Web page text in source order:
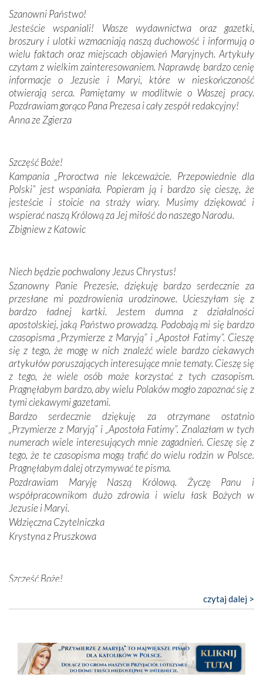
budowniczych.
Podążyliśmy też śladami fatimskich wizjonerów – Łucji
dos Santos oraz świętych Hiacynty i Franciszka Marto.
Modliliśmy się przy ich grobach. Odprawiliśmy Drogę
Krzyżową w ich rodzinnych stronach, odwiedziliśmy
domy, w których żyli.
W miejscu objawień Matki Bożej zapaliliśmy świece
Podczas tej kilkudniowej wyprawy na każdym kroku
spotykaliśmy się z serdeczną otwartością
Portugalczyków. Podziwialiśmy ich ludową sztukę i
zwyczaje. Mimo że nasze kraje są od siebie bardzo
oddalone, w żaden sposób nie czuliśmy się obco.
Sprawiła to oczywiście sama Matka Boża, ale też
kulturowa bliskość biorąca swój początek w naszej
mieliśmy okazję przekonać się, że Maryja swoją opieką
otacza nie tylko nasz naród, lecz wszystkie nacje, które
się Jej ufnie oddają, a także każdą osobę, która zawierza
Jej siebie oraz swych bliskich.
Dzieje Portugalii to również historia wierności Bogu i
odstępstw, także w życiu władców. Trudne momenty w
wymiarze tak osobistym, jak i zbiorowym, przypominają o
konieczności ciągłego zabiegania o własną duszę i o łaskę
Opatrzności. Wierność przynosi pomyślność –
przynajmniej w życiu duchowym. Odstępstwo owocuje
nieszczęściem i śmiercią. Te uniwersalne prawdy
przychodziły na myśl, gdy słuchaliśmy opowieści
przewodników o portugalskich monarchach i wodzach,
zwycięskich bitwach i nieszczęśliwych losach grzesznych
kochanków.
Byli tym razem pośród Apostołów Fatimy reprezentanci
każdego spośród żyjących pokoleń. Najmłodszy uczestnik
liczył sobie 13 lat, zaś senior, pan Zdzisław – już 94.
Całe życie marzyłem, by tu przyjechać
Nasza pielgrzymka nie byłaby tak bogata w duchową treść
Oprócz zapewnienia nam możliwości codziennego
pięknych pieśni.
Każdy z nas przywiózł Matce Bożej bagaż własnych
Szanowni Państwo!
Jesteście wspaniali! Wasze wydawnictwa oraz gazetki,
broszury i ulotki wzmacniają naszą duchowość i informują o
wielu faktach oraz miejscach objawień Maryjnych. Artykuły
czytam z wielkim zainteresowaniem. Naprawdę bardzo cenię
informacje o Jezusie i Maryi, które w nieskończoność
otwierają serca. Pamiętamy w modlitwie o Waszej pracy.
Pozdrawiam gorąco Pana Prezesa i cały zespół redakcyjny!
Anna ze Zgierza
Szczęść Boże!
Kampania „Proroctwa nie lekceważcie. Przepowiednie dla
Polski” jest wspaniała. Popieram ją i bardzo się cieszę, że
jesteście i stoicie na straży wiary. Musimy dziękować i
wspierać naszą Królową za Jej miłość do naszego Narodu.
Zbigniew z Katowic
Niech będzie pochwalony Jezus Chrystus!
Szanowny Panie Prezesie, dziękuję bardzo serdecznie za
przesłane mi pozdrowienia urodzinowe. Ucieszyłam się z
bardzo ładnej kartki. Jestem dumna z działalności
apostolskiej, jaką Państwo prowadzą. Podobają mi się bardzo
czasopisma „Przymierze z Maryją” i „Apostoł Fatimy”. Cieszę
się z tego, że mogę w nich znaleźć wiele bardzo ciekawych
artykułów poruszających interesujące mnie tematy. Cieszę się
z tego, że wiele osób może korzystać z tych czasopism.
Pragnęłabym bardzo, aby wielu Polaków mogło zapoznać się z
tymi ciekawymi gazetami.
Bardzo serdecznie dziękuję za otrzymane ostatnio
„Przymierze z Maryją” i „Apostoła Fatimy”. Znalazłam w tych
numerach wiele interesujących mnie zagadnień. Cieszę się z
tego, że te czasopisma mogą trafić do wielu rodzin w Polsce.
Pragnęłabym dalej otrzymywać te pisma.
Pozdrawiam Maryję Naszą Królową. Życzę Panu i
współpracownikom dużo zdrowia i wielu łask Bożych w
Jezusie i Maryi.
Wdzięczna Czytelniczka
Krystyna z Pruszkowa
Szczęść Boże!
to pismo, które bardzo sobie cenię i szanuję. Redagujecie
nas prowadzi!
Barbara
czytaj dalej >